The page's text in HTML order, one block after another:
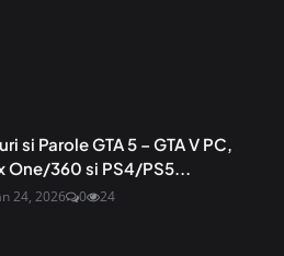
si Parole GTA 5 – GTA V PC,
One/360 si PS4/PS5...
24, 2026 0 24